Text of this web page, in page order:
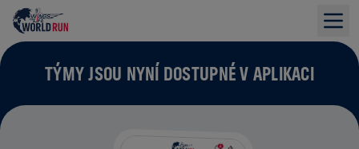
TÝMY JSOU NYNÍ DOSTUPNÉ V APLIKACI